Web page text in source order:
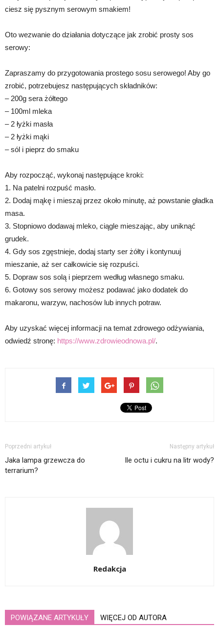
ciesz się pysznym serowym smakiem!
Oto wezwanie do działania dotyczące jak zrobić prosty sos
serowy:
Zapraszamy do przygotowania prostego sosu serowego! Aby go
zrobić, potrzebujesz następujących składników:
– 200g sera żółtego
– 100ml mleka
– 2 łyżki masła
– 2 łyżki mąki
– sól i pieprz do smaku
Aby rozpocząć, wykonaj następujące kroki:
1. Na patelni rozpuść masło.
2. Dodaj mąkę i mieszaj przez około minutę, aż powstanie gładka
masa.
3. Stopniowo dodawaj mleko, ciągle mieszając, aby uniknąć
grudek.
4. Gdy sos zgęstnieje, dodaj starty ser żółty i kontynuuj
mieszanie, aż ser całkowicie się rozpuści.
5. Dopraw sos solą i pieprzem według własnego smaku.
6. Gotowy sos serowy możesz podawać jako dodatek do
makaronu, warzyw, nachosów lub innych potraw.
Aby uzyskać więcej informacji na temat zdrowego odżywiania,
odwiedź stronę: https://www.zdrowieodnowa.pl/.
Poprzedni artykuł
Jaka lampa grzewcza do
terrarium?
Następny artykuł
Ile octu i cukru na litr wody?
Redakcja
POWIĄZANE ARTYKUŁY WIĘCEJ OD AUTORA